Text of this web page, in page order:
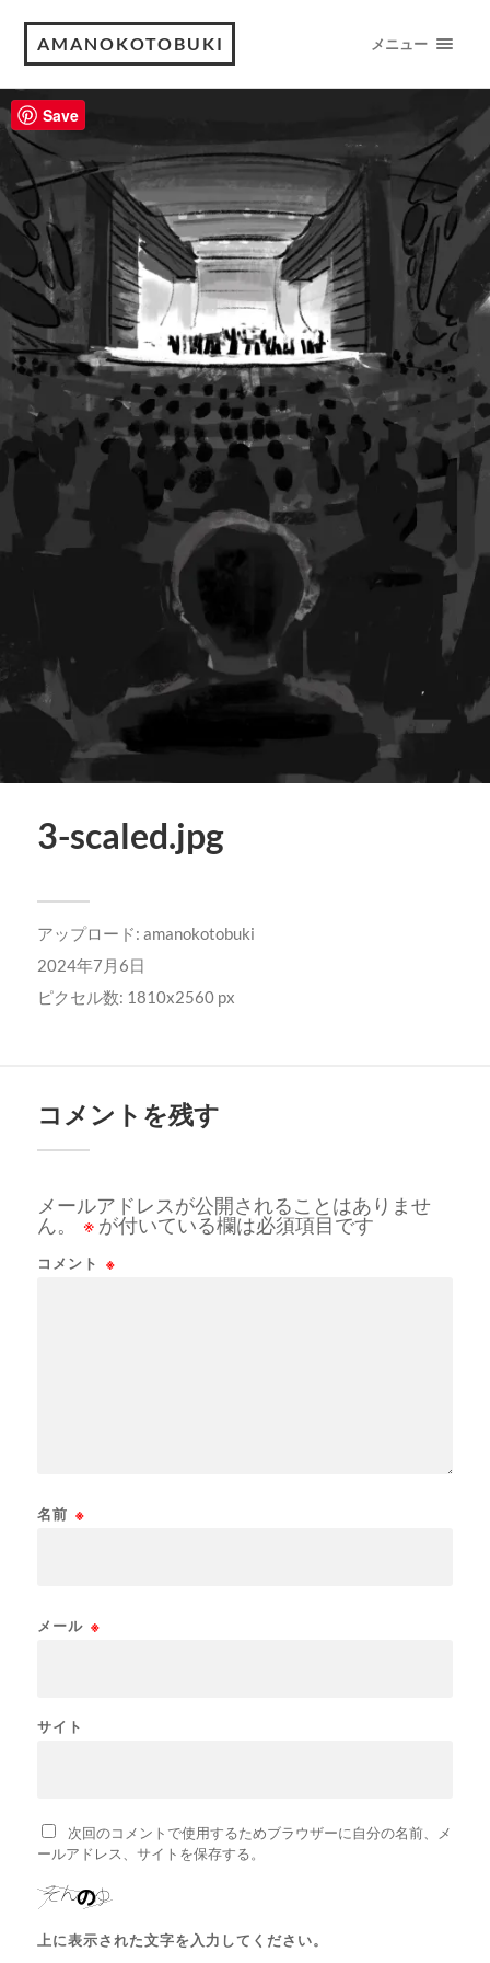
AMANOKOTOBUKI メニュー
3-scaled.jpg
アップロード: amanokotobuki
2024年7月6日
ピクセル数: 1810x2560 px
コメントを残す
メールアドレスが公開されることはありませ
ん。
※ が付いている欄は必須項目です
コメント ※
名前 ※
メール ※
サイト
次回のコメントで使用するためブラウザーに自分の名前、メ
ールアドレス、サイトを保存する。
上に表示された文字を入力してください。
Save